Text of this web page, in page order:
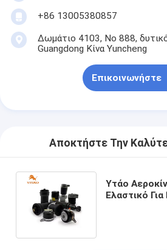
+86 13005380857
Δωμάτιο 4103, Νο 888,
Guangdong Κίνα Yuncheng
Επικοινωνήστε
Αποκτήστε Την
Υτάο
Ελαστικό